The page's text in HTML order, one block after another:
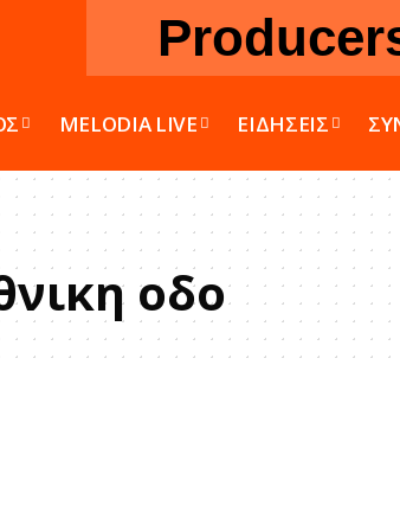
MELODIA LIVE ΕΙΔΗΣΕΙΣ
οδο